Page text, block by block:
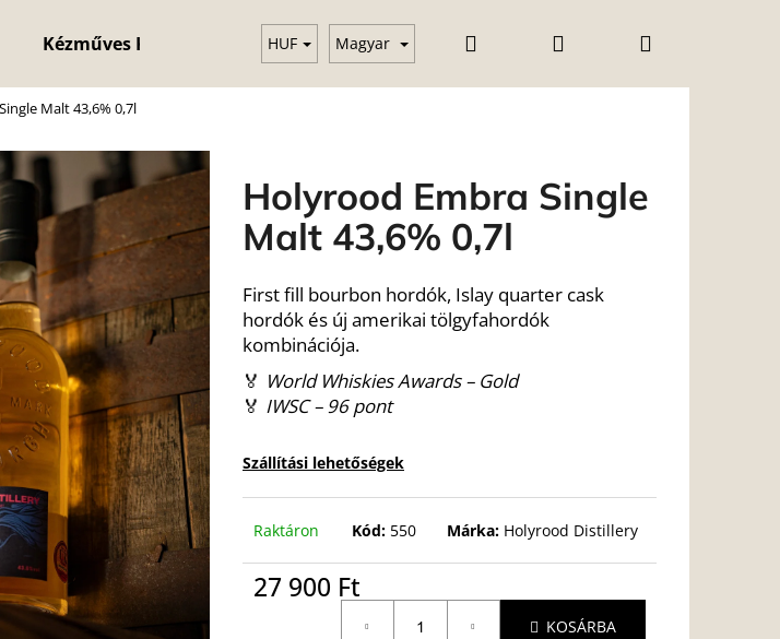
Kézműves Kristály Pohár Vodka Gin Üzleti feltételek (ÁSZF)
HUF Magyar Keresés Bejelentkezés
Malt 43,6% 0,7l
Holyrood Embra Single
Malt 43,6% 0,7l
First fill bourbon hordók, Islay quarter cask
hordók és új amerikai tölgyfahordók
kombinációja.
🏅 World Whiskies Awards – Gold
🏅 IWSC – 96 pont
Szállítási lehetőségek
Raktáron Kód: 550 Márka: Holyrood Distillery
27 900 Ft
KOSÁRBA
KERESÉS